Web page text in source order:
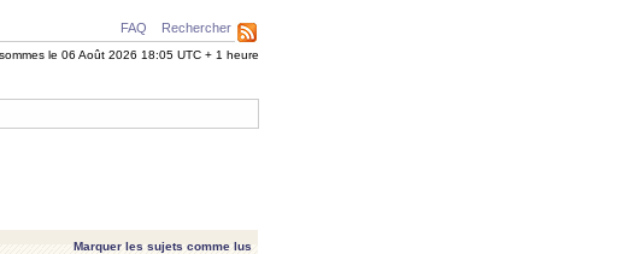
FAQ Rechercher
le 06 Août 2026 18:05 UTC + 1 heure
Marquer les sujets comme lus